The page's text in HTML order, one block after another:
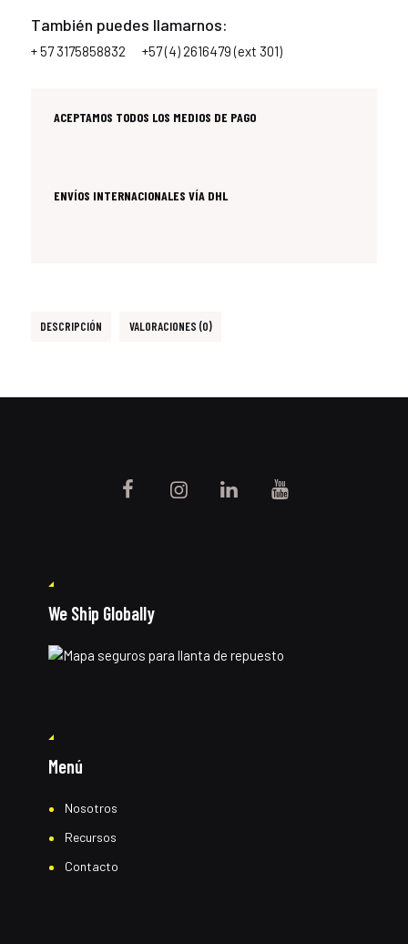
También puedes llamarnos:
+ 57 3175858832 +57 (4) 2616479 (ext 301)
ACEPTAMOS TODOS LOS MEDIOS DE PAGO
ENVÍOS INTERNACIONALES VÍA DHL
DESCRIPCIÓN VALORACIONES (0)
We Ship Globally
Menú
Nosotros
Recursos
Contacto